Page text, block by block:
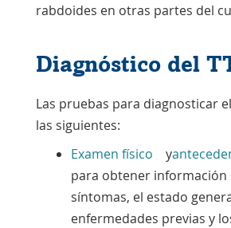
rabdoides en otras partes del
Diagnóstico del
Las pruebas para diagnosticar
las siguientes:
Examen físico
y
para obtener información
síntomas, el estado
enfermedades previas y